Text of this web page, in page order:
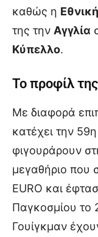
καθώς η
της την Αγγλία
Κύπελλο.
Το προφίλ
Με διαφορά
κατέχει την
φιγουράρουν
μεγαθήριο που
EURO και
Παγκοσμίου το
Γουίγκμαν